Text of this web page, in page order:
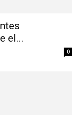
el...
0